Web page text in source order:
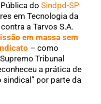
do Sindpd-SP
em Tecnologia da
a Tarvos S.A.
em massa sem
– como
Tribunal
a prática de
sindical” por parte da